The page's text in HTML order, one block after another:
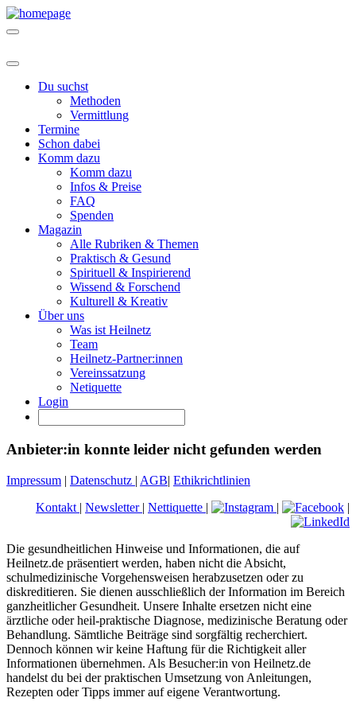
Du suchst
Methoden
Vermittlung
Termine
Schon dabei
Komm dazu
Komm dazu
Infos & Preise
FAQ
Spenden
Magazin
Alle Rubriken & Themen
Praktisch & Gesund
Spirituell & Inspirierend
Wissend & Forschend
Kulturell & Kreativ
Über uns
Was ist Heilnetz
Team
Heilnetz-Partner:innen
Vereinssatzung
Netiquette
Login
Anbieter:in konnte leider nicht gefunden werden
Impressum | Datenschutz | AGB| Ethikrichtlinien
Kontakt | Newsletter | Nettiquette | | |
Die gesundheitlichen Hinweise und Informationen, die auf
Heilnetz.de präsentiert werden, haben nicht die Absicht,
schulmedizinische Vorgehensweisen herabzusetzen oder zu
diskreditieren. Sie dienen ausschließlich der Information im Bereich
ganzheitlicher Gesundheit. Unsere Inhalte ersetzen nicht eine
ärztliche oder heil-praktische Diagnose, medizinische Beratung oder
Behandlung. Sämtliche Beiträge sind sorgfältig recherchiert.
Dennoch können wir keine Haftung für die Richtigkeit aller
Informationen übernehmen. Als Besucher:in von Heilnetz.de
handelst du bei der praktischen Umsetzung von Anleitungen,
Rezepten oder Tipps immer auf eigene Verantwortung.